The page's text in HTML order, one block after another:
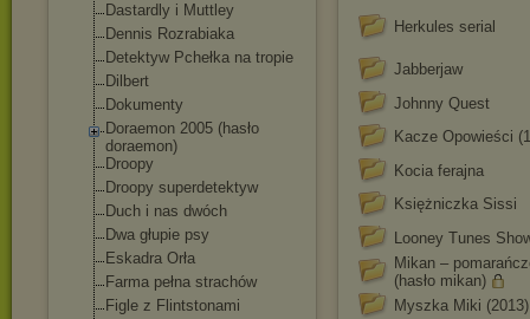
Dastardly i Muttley
Dennis Rozrabiaka
Detektyw Pchełka na tropie
Dilbert
Dokumenty
Doraemon 2005 (hasło
doraemon)
Droopy
Droopy superdetektyw
Duch i nas dwóch
Dwa głupie psy
Eskadra Orła
Farma pełna strachów
Figle z Flintstonami
Herkules serial
Jabberjaw
Johnny Quest
Kacze Opowieści
Kocia ferajna
Księżniczka Sissi
Looney Tunes
Mikan –
(hasło mikan)
Myszka Miki (2013)